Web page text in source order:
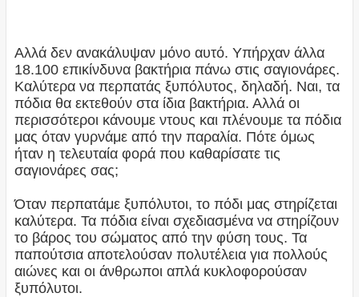
Αλλά δεν ανακάλυψαν μόνο αυτό. Υπήρχαν άλλα
18.100 επικίνδυνα βακτήρια πάνω στις σαγιονάρες.
Καλύτερα να περπατάς ξυπόλυτος, δηλαδή. Ναι, τα
πόδια θα εκτεθούν στα ίδια βακτήρια. Αλλά οι
περισσότεροι κάνουμε ντους και πλένουμε τα πόδια
μας όταν γυρνάμε από την παραλία. Πότε όμως
ήταν η τελευταία φορά που καθαρίσατε τις
σαγιονάρες σας;
Όταν περπατάμε ξυπόλυτοι, το πόδι μας στηρίζεται
καλύτερα. Τα πόδια είναι σχεδιασμένα να στηρίζουν
το βάρος του σώματος από την φύση τους. Τα
παπούτσια αποτελούσαν πολυτέλεια για πολλούς
αιώνες και οι άνθρωποι απλά κυκλοφορούσαν
ξυπόλυτοι.